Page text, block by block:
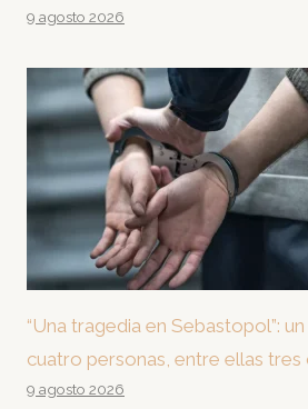
9 agosto 2026
“Una tragedia en Sebastopol”:
cuatro personas, entre ellas tres
9 agosto 2026